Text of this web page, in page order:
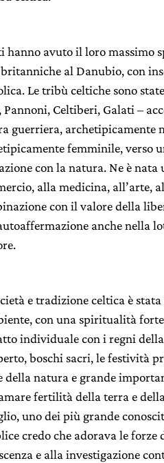
hanno avuto il loro massimo
al Danubio, con
Le tribù celtiche sono
Pannoni, Celtiberi, Galati –
guerriera, archetipicamente
femminile, verso
con la natura. Ne è
alla medicina, all’arte,
con il valore della
anche nella
e tradizione celtica è
con una spiritualità
individuale con i regni
boschi sacri, le festività
della natura e grande
fertilità della terra e
uno dei più grande
credo che adorava le
e alla investigazione